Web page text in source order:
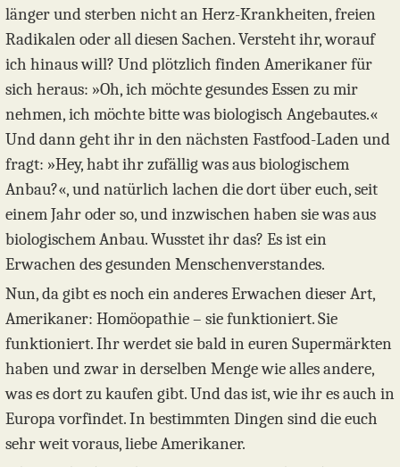
länger und sterben nicht an Herz-Krankheiten, freien
Radikalen oder all diesen Sachen. Versteht ihr, worauf
ich hinaus will? Und plötzlich finden Amerikaner für
sich heraus: »Oh, ich möchte gesundes Essen zu mir
nehmen, ich möchte bitte was biologisch Angebautes.«
Und dann geht ihr in den nächsten Fastfood-Laden und
fragt: »Hey, habt ihr zufällig was aus biologischem
Anbau?«, und natürlich lachen die dort über euch, seit
einem Jahr oder so, und inzwischen haben sie was aus
biologischem Anbau. Wusstet ihr das? Es ist ein
Erwachen des gesunden Menschenverstandes.
Nun, da gibt es noch ein anderes Erwachen dieser Art,
Amerikaner: Homöopathie – sie funktioniert. Sie
funktioniert. Ihr werdet sie bald in euren Supermärkten
haben und zwar in derselben Menge wie alles andere,
was es dort zu kaufen gibt. Und das ist, wie ihr es auch in
Europa vorfindet. In bestimmten Dingen sind die euch
sehr weit voraus, liebe Amerikaner.